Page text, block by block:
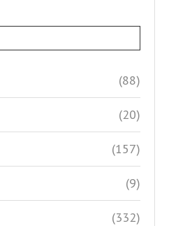
(88)
(20)
(157)
(9)
(332)